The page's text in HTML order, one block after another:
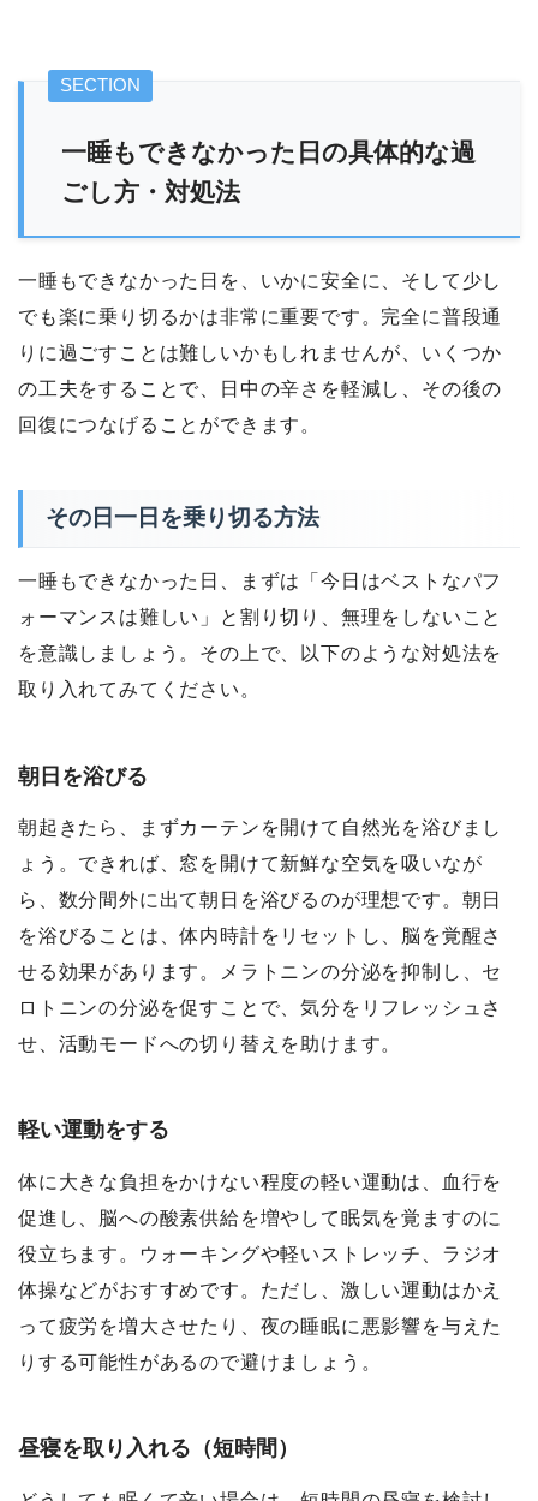
一睡もできなかった日の具体的な過
ごし方・対処法
一睡もできなかった日を、いかに安全に、そして少し
でも楽に乗り切るかは非常に重要です。完全に普段通
りに過ごすことは難しいかもしれませんが、いくつか
の工夫をすることで、日中の辛さを軽減し、その後の
回復につなげることができます。
その日一日を乗り切る方法
一睡もできなかった日、まずは「今日はベストなパフ
ォーマンスは難しい」と割り切り、無理をしないこと
を意識しましょう。その上で、以下のような対処法を
取り入れてみてください。
朝日を浴びる
朝起きたら、まずカーテンを開けて自然光を浴びまし
ょう。できれば、窓を開けて新鮮な空気を吸いなが
ら、数分間外に出て朝日を浴びるのが理想です。朝日
を浴びることは、体内時計をリセットし、脳を覚醒さ
せる効果があります。メラトニンの分泌を抑制し、セ
ロトニンの分泌を促すことで、気分をリフレッシュさ
せ、活動モードへの切り替えを助けます。
軽い運動をする
体に大きな負担をかけない程度の軽い運動は、血行を
促進し、脳への酸素供給を増やして眠気を覚ますのに
役立ちます。ウォーキングや軽いストレッチ、ラジオ
体操などがおすすめです。ただし、激しい運動はかえ
って疲労を増大させたり、夜の睡眠に悪影響を与えた
りする可能性があるので避けましょう。
昼寝を取り入れる（短時間）